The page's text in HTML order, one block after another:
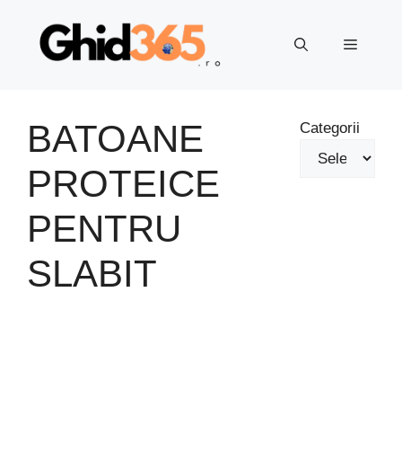
conținut
Meniu
BATOANE
PROTEICE
PENTRU
SLABIT
Categorii